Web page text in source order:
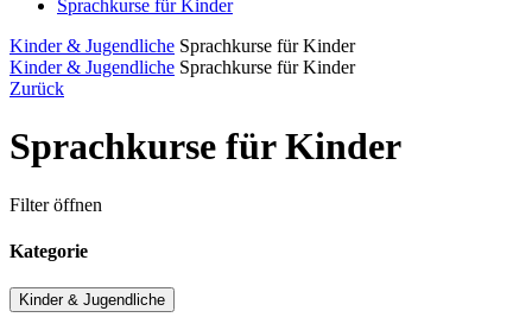
Sprachkurse für Kinder
Kinder & Jugendliche Sprachkurse für Kinder
Kinder & Jugendliche Sprachkurse für Kinder
Zurück
Sprachkurse für Kinder
Filter öffnen
Kategorie
Kinder & Jugendliche